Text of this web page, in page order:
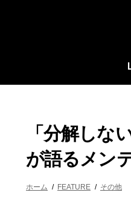
「分解しな
が語るメン
ホーム FEATURE その他